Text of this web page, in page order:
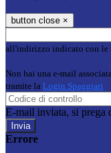
button close ×
all'indirizzo indicato con le
Non hai una e-mail
tramite la Login Spaggiari
E-mail inviata, si prega
Errore